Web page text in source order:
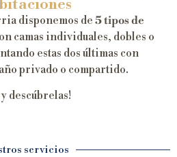
disponemos de 5 tipos de
camas individuales, dobles o
estas dos últimas con
privado o compartido.
y descúbrelas!
servicios